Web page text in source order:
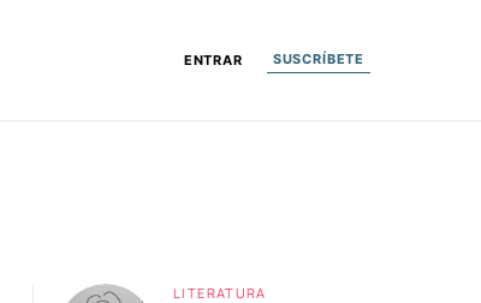
ENTRAR SUSCRÍBETE
LITERATURA